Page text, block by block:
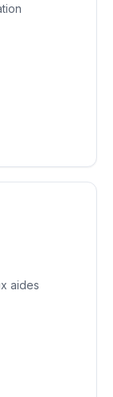
aides